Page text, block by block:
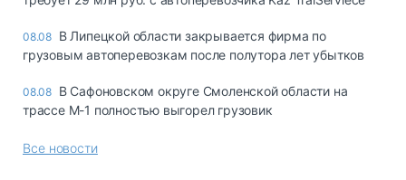
08.08 В Липецкой области закрывается фирма по
грузовым автоперевозкам после полутора лет убытков
08.08 В Сафоновском округе Смоленской области на
трассе М-1 полностью выгорел грузовик
Все новости